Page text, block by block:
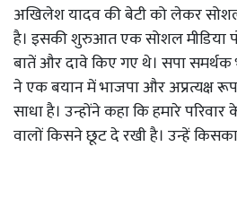
अखिलेश यादव की बेटी को लेकर सोशल
है। इसकी शुरुआत एक सोशल मीडिया
बातें और दावे किए गए थे। सपा
ने एक बयान में भाजपा और अप्रत्यक्ष रूप
साधा है। उन्होंने कहा कि हमारे
वालों किसने छूट दे रखी है। उन्हें